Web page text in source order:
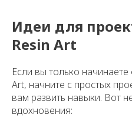
Идеи для
Resin Art
Если вы только начинаете
Art, начните с простых
вам развить навыки. Вот
вдохновения: